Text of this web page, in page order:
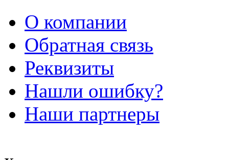
О компании
Обратная связь
Реквизиты
Нашли ошибку?
Наши партнеры